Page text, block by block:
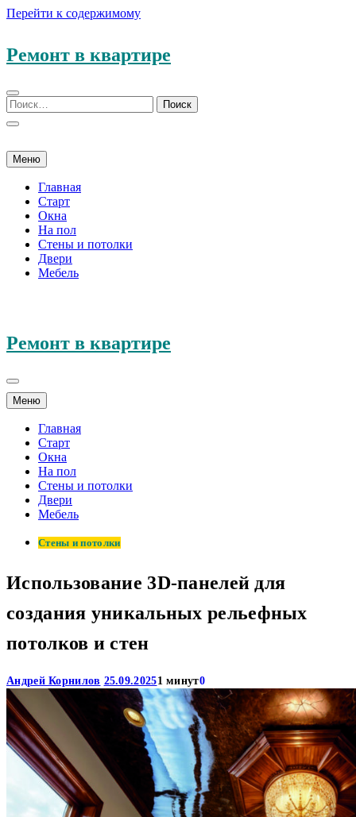
Перейти к содержимому
Ремонт в квартире
Меню
Главная
Старт
Окна
На пол
Стены и потолки
Двери
Мебель
Ремонт в квартире
Меню
Главная
Старт
Окна
На пол
Стены и потолки
Двери
Мебель
Стены и потолки
Использование 3D-панелей для
создания уникальных рельефных
потолков и стен
Андрей Корнилов 25.09.20251 минут0